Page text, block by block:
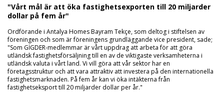
"Vårt mål är att öka fastighetsexporten till 20 miljarder
dollar på fem år"
Ordförande i Antalya Homes Bayram Tekçe, som deltog i stiftelsen av
föreningen och som är föreningens grundläggande vice president, sade;
"Som GİGDER-medlemmar är vårt uppdrag att arbeta för att göra
utländsk fastighetsförsäljning till en av de viktigaste verksamheterna i
utländsk valuta i vårt land. Vi vill göra att vår sektor har en
företagsstruktur och att vara attraktiv att investera på den internationella
fastighetsmarknaden. På fem år kan vi öka intäkterna från
fastighetseksport till 20 miljarder dollar per år."